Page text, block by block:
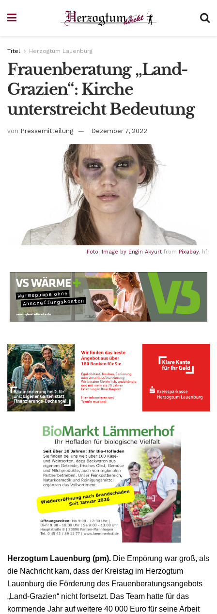
Titel Herzogtum Lauenburg
Frauenberatung „Land-
Grazien“: Kirche
unterstreicht Bedeutung
von Pressemitteilung Dezember 7, 2022
Foto: Image by Engin Akyurt from Pixabay, hfr
Herzogtum Lauenburg (pm). Die Empörung war groß, als
die Nachricht kam, dass der Kreistag im Herzogtum
Lauenburg die Förderung des Frauenberatungsangebots
„Land-Grazien“ nicht fortsetzt. Das Team hatte für das
kommende Jahr auf weitere 40 000 Euro für seine Arbeit